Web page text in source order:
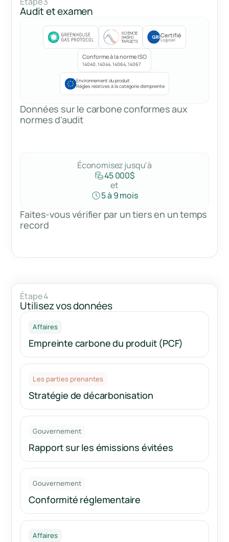
Audit et examen
Certifié
Logiciel
Conforme à la norme ISO
14040, 14044, 14064, 14067
Environnement du produit
Règles relatives à la catégorie d'empreinte
Données sur le carbone conformes aux
normes d'audit
Économisez jusqu'à
45 000$
et
5 à 9 mois
Faites-vous vérifier par un tiers en un temps
record
Étape 4
Utilisez vos données
Affaires
Empreinte carbone du produit (PCF)
Les parties prenantes
Stratégie de décarbonisation
Gouvernement
Rapport sur les émissions évitées
Gouvernement
Conformité réglementaire
Affaires